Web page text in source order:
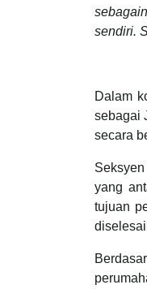
sendiri.
Dalam
sebagai
secara
yang
tujuan